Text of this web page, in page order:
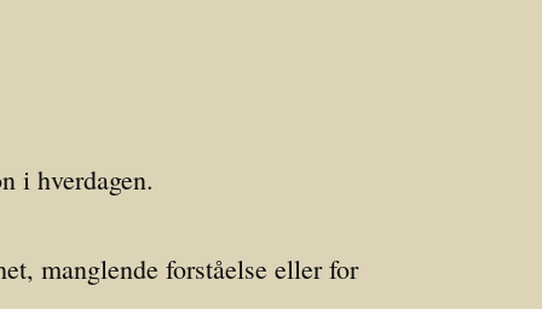
i hverdagen.
manglende forståelse eller for